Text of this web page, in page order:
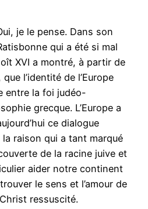
je le pense. Dans son
qui a été si mal
XVI a montré, à partir de
l’identité de l’Europe
entre la foi judéo-
grecque. L’Europe a
ce dialogue
raison qui a tant marqué
de la racine juive et
aider notre continent
le sens et l’amour de
ressuscité.